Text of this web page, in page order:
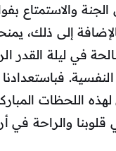
والاستمتاع
إلى ذلك،
في ليلة القدر
النفسية.
اللحظات
والراحة في